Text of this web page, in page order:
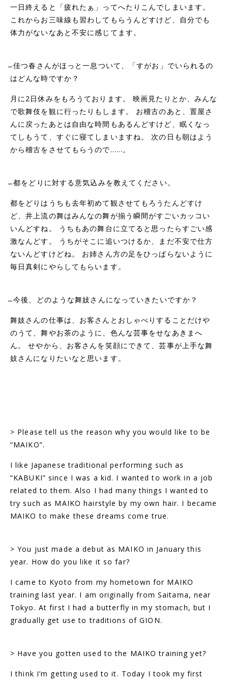
一日終えると「疲れたぁ」ってへたりこんでしまいます。
これからお三味線も習わしてもらうんどすけど、自分でも
体力がないなあと不安に感じてます。
̶̶ 佳つ春さんがほっと一息ついて、
「すがお」でいられるの
はどんな時ですか？
月に2日休みをもろうております。 映画見たりとか、みんな
で歌舞伎を観に行ったりもします。 お稽古のあと、置屋さ
んに戻ったあとは自由な時間もあるんどすけど、眠くなっ
てしもうて、すぐに寝てしまいますね。 次の日も朝はよう
から稽古をさせてもらうので……。
̶̶ 都をどりに対する意気込みを教えてください。
都をどりはうちも去年初めて観させてもろうたんどすけ
ど、井上流の舞はみんなの舞が揃う瞬間がすごいカッコい
いんどすね。 うちもあの舞台に立てると思ったらすごい感
激なんどす。 うちがそこに追いつけるか、まだ不安で仕方
ないんどすけどね。 お姉さん方の足をひっぱらないように
毎日真剣にやらしてもらいます。
̶̶ 今後、どのような舞妓さんになっていきたいですか？
舞妓さんの仕事は、お客さんとおしゃべりすることだけや
のうて、舞やお茶のように、色んな芸事をせなあきまへ
ん。 せやから、お客さんを笑顔にできて、芸事が上手な舞
妓さんになりたいなと思います。
> Please tell us the reason why you would like to be
“MAIKO”.
I like Japanese traditional performing such as
“KABUKI” since I was a kid. I wanted to work in a job
related to them. Also I had many things I wanted to
try such as MAIKO hairstyle by my own hair. I became
MAIKO to make these dreams come true.
> You just made a debut as MAIKO in January this
year. How do you like it so far?
I came to Kyoto from my hometown for MAIKO
training last year. I am originally from Saitama, near
Tokyo. At first I had a butterfly in my stomach, but I
gradually get use to traditions of GION.
> Have you gotten used to the MAIKO training yet?
I think I’m getting used to it. Today I took my first